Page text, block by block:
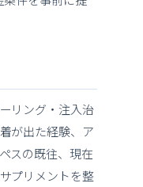
リング・注入治
が出た経験、ア
スの既往、現在
プリメントを整